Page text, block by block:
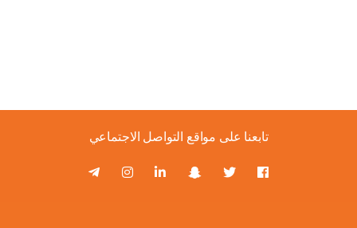
تابعنا على مواقع التواصل الاجتماعي